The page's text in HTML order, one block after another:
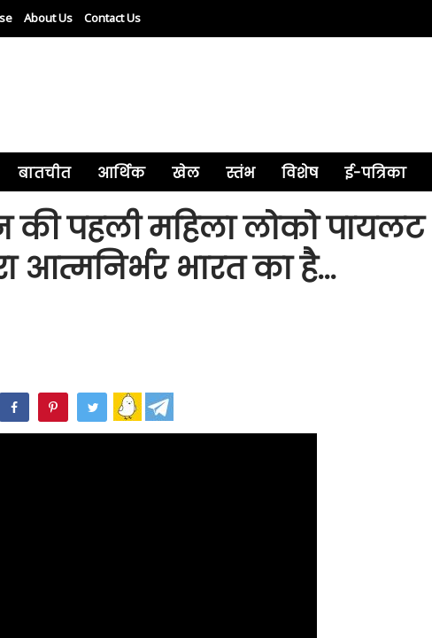
About Us Contact Us
बातचीत आर्थिक खेल स्तंभ विशेष ई-पत्रिका
की पहली महिला लोको पायलट
आत्मनिर्भर भारत का है...